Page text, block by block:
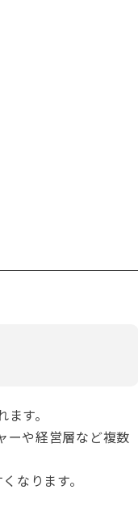
す。
ーや経営層など複数
なります。